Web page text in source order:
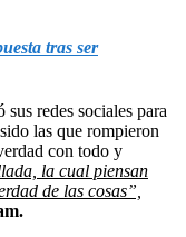
tras ser
redes sociales para
las que rompieron
con todo y
la cual piensan
de las cosas”,